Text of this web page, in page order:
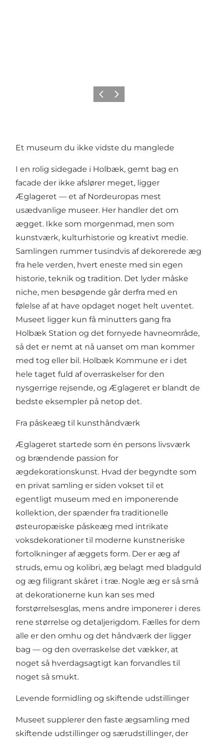
ForrigeNæste
Et museum du ikke vidste du manglede
I en rolig sidegade i Holbæk, gemt bag en
facade der ikke afslører meget, ligger
Æglageret — et af Nordeuropas mest
usædvanlige museer. Her handler det om
ægget. Ikke som morgenmad, men som
kunstværk, kulturhistorie og kreativt medie.
Samlingen rummer tusindvis af dekorerede æg
fra hele verden, hvert eneste med sin egen
historie, teknik og tradition. Det lyder måske
niche, men besøgende går derfra med en
følelse af at have opdaget noget helt uventet.
Museet ligger kun få minutters gang fra
Holbæk Station og det fornyede havneområde,
så det er nemt at nå uanset om man kommer
med tog eller bil. Holbæk Kommune er i det
hele taget fuld af overraskelser for den
nysgerrige rejsende, og Æglageret er blandt de
bedste eksempler på netop det.
Fra påskeæg til kunsthåndværk
Æglageret startede som én persons livsværk
og brændende passion for
ægdekorationskunst. Hvad der begyndte som
en privat samling er siden vokset til et
egentligt museum med en imponerende
kollektion, der spænder fra traditionelle
østeuropæiske påskeæg med intrikate
voksdekorationer til moderne kunstneriske
fortolkninger af æggets form. Der er æg af
struds, emu og kolibri, æg belagt med bladguld
og æg filigrant skåret i træ. Nogle æg er så små
at dekorationerne kun kan ses med
forstørrelsesglas, mens andre imponerer i deres
rene størrelse og detaljerigdom. Fælles for dem
alle er den omhu og det håndværk der ligger
bag — og den overraskelse det vækker, at
noget så hverdagsagtigt kan forvandles til
noget så smukt.
Levende formidling og skiftende udstillinger
Museet supplerer den faste ægsamling med
skiftende udstillinger og særudstillinger, der